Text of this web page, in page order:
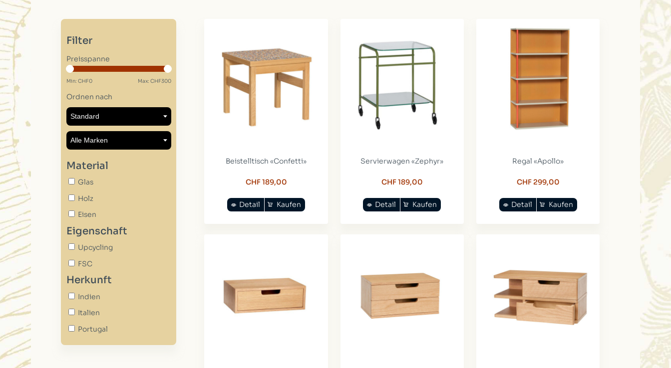
Filter
Preisspanne
Min: CHF0 Max: CHF300
Ordnen nach
Material
Glas
Holz
Eisen
Eigenschaft
Upcycling
FSC
Herkunft
Indien
Italien
Portugal
Beistelltisch «Confetti»
CHF 189,00
Kaufen
Detail
Servierwagen «Zephyr»
CHF 189,00
Kaufen
Detail
Regal «Apollo»
CHF 299,00
Kaufen
Detail